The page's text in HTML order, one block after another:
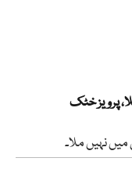
پرویز خٹک